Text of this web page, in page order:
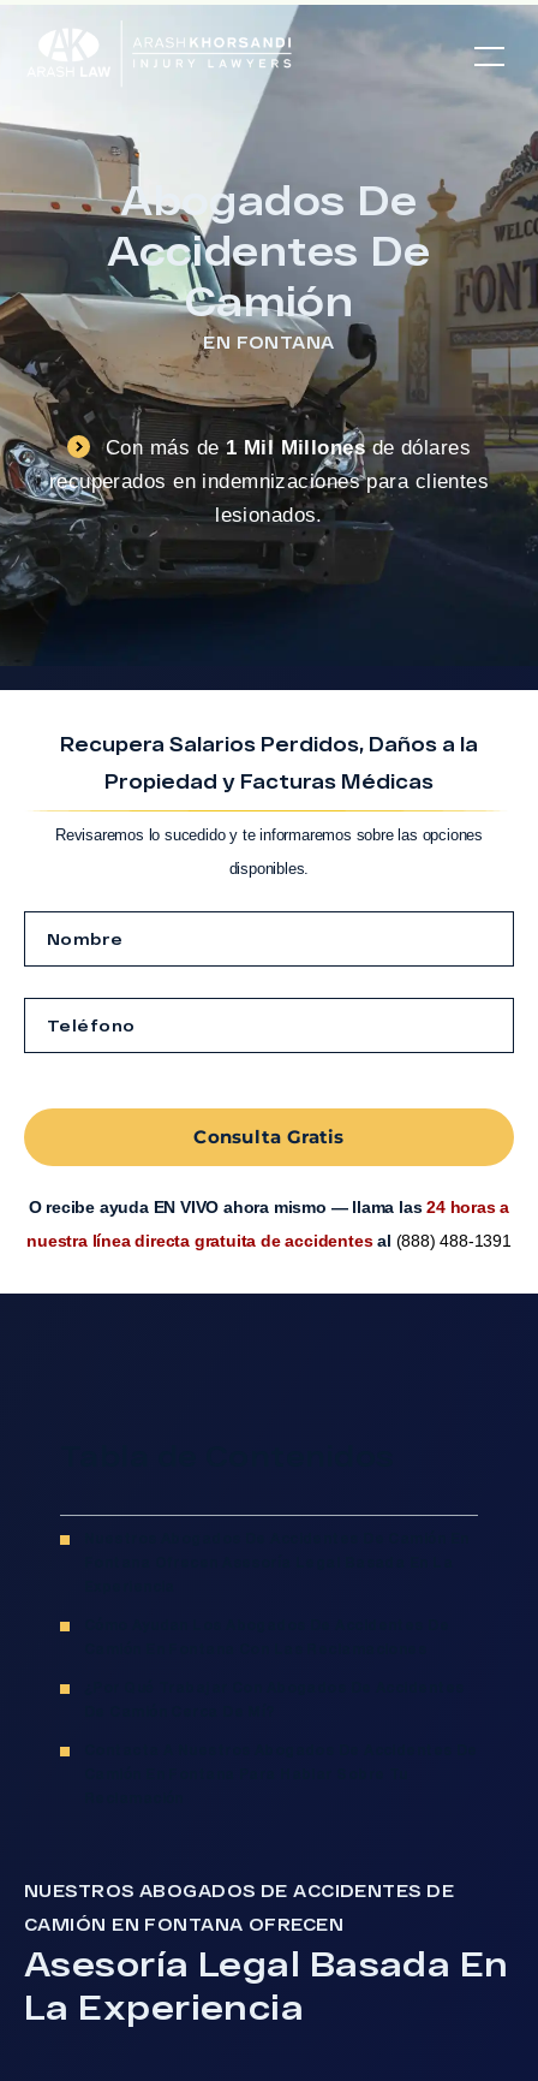
Abogados De
Accidentes De
Camión
EN FONTANA
Con más de 1 Mil Millonesde dólares
recuperados en indemnizaciones para clientes
lesionados.
Recupera Salarios Perdidos, Daños a la
Propiedad y Facturas Médicas
Revisaremos lo sucedido y te informaremos sobre las opciones
disponibles.
Consulta Gratis
O recibe ayuda EN VIVO ahora mismo — llama las24 horas a
nuestra línea directa gratuita de accidentesal (888) 488-1391
NUESTROS ABOGADOS DE ACCIDENTES DE
CAMIÓN EN FONTANA OFRECEN
Asesoría Legal Basada En
La Experiencia